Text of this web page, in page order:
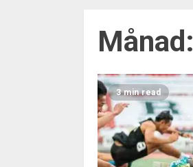
Månad:
3 min read